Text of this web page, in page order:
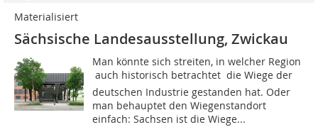
Materialisiert
Sächsische Landesausstellung, Zwickau
Man könnte sich streiten, in welcher Region
 auch historisch betrachtet  die Wiege der
deutschen Industrie gestanden hat. Oder
man behauptet den Wiegenstandort
einfach: Sachsen ist die Wiege...